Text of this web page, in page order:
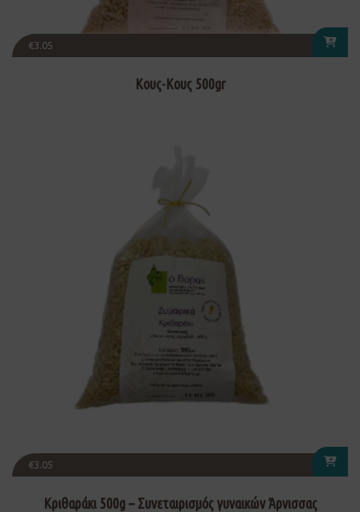
€3.05
Κους-Κους 500gr
€3.05
Κριθαράκι 500g – Συνεταιρισμός γυναικών Άρνισσας